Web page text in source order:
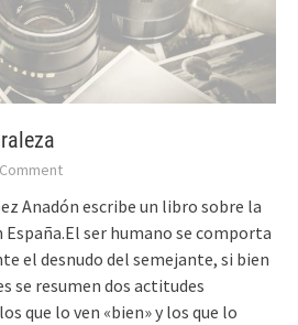
Comment
Anadón escribe un libro sobre la
ser humano se comporta
el desnudo del semejante, si bien
se resumen dos actitudes
que lo ven «bien» y los que lo